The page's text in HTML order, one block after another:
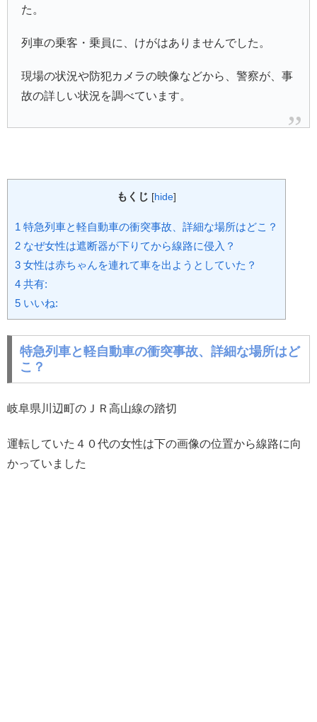
た。
列車の乗客・乗員に、けがはありませんでした。
現場の状況や防犯カメラの映像などから、警察が、事
故の詳しい状況を調べています。
もくじ [hide]
1 特急列車と軽自動車の衝突事故、詳細な場所はどこ？
2 なぜ女性は遮断器が下りてから線路に侵入？
3 女性は赤ちゃんを連れて車を出ようとしていた？
4 共有:
5 いいね:
特急列車と軽自動車の衝突事故、詳細な場所はど
こ？
岐阜県川辺町のＪＲ高山線の踏切
運転していた４０代の女性は下の画像の位置から線路に向
かっていました